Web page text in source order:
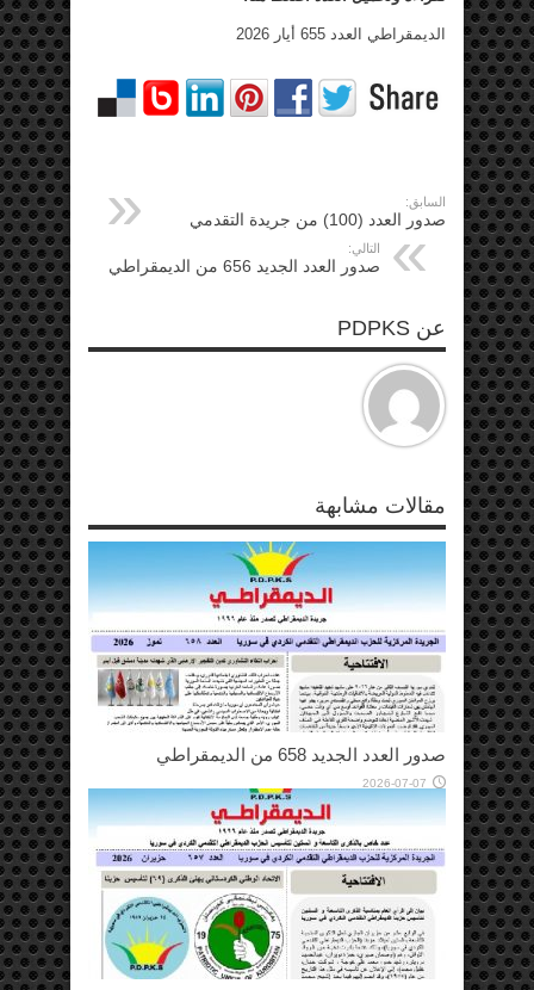
الديمقراطي العدد 655 أيار 2026
السابق:
صدور العدد (100) من جريدة التقدمي
التالي:
صدور العدد الجديد 656 من الديمقراطي
عن PDPKS
مقالات مشابهة
صدور العدد الجديد 658 من الديمقراطي
2026-07-07